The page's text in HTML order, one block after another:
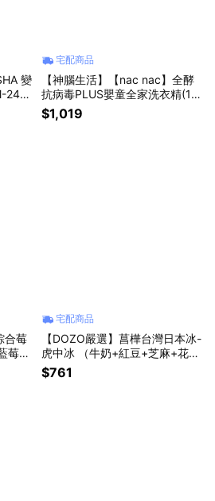
變
240
按
靠腰
宅配商品
【神腦生活】【nac nac】全酵
抗病毒PLUS嬰童全家洗衣精(1罐
+4補充包) 幼兒洗衣精 兒童洗衣
精
$1,019
合莓
莓乾
禮
過
宅配商品
【DOZO嚴選】菖樺台灣日本冰-
虎中冰 （牛奶+紅豆+芝麻+花生
+巧克力+隨機口味）6入/盒 冰
淇淋 虎皮雪糕 虎皮蛋糕 夾心雪
$761